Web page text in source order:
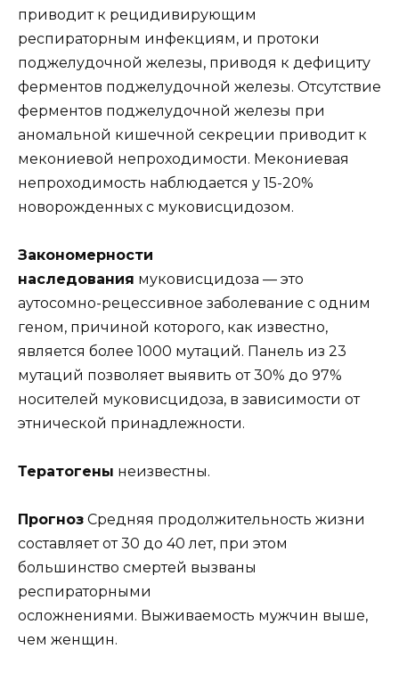
приводит к рецидивирующим
респираторным инфекциям, и протоки
поджелудочной железы, приводя к дефициту
ферментов поджелудочной железы. Отсутствие
ферментов поджелудочной железы при
аномальной кишечной секреции приводит к
мекониевой непроходимости. Мекониевая
непроходимость наблюдается у 15-20%
новорожденных с муковисцидозом.
Закономерности
наследования муковисцидоза — это
аутосомно-рецессивное заболевание с одним
геном, причиной которого, как известно,
является более 1000 мутаций. Панель из 23
мутаций позволяет выявить от 30% до 97%
носителей муковисцидоза, в зависимости от
этнической принадлежности.
Тератогены неизвестны.
Прогноз Средняя продолжительность жизни
составляет от 30 до 40 лет, при этом
большинство смертей вызваны
респираторными
осложнениями. Выживаемость мужчин выше,
чем женщин.